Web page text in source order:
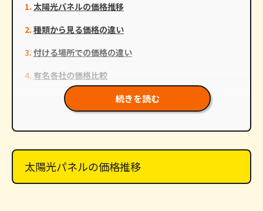
太陽光パネルの価格推移
種類から見る価格の違い
付ける場所での価格の違い
有名各社の価格比較
蓄電池セット
廃棄費用
中古で購入する
続きを読む
太陽光パネルの価格推移